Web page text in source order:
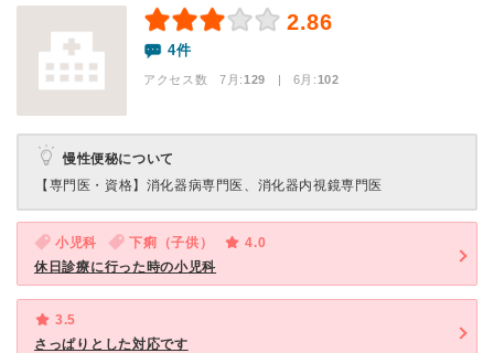
2.86
4件
アクセス数 7月:129 | 6月:102
慢性便秘について
【専門医・資格】 消化器病専門医、消化器内視鏡専門医
小児科 下痢（子供）
4.0
休日診療に行った時の小児科
3.5
さっぱりとした対応です